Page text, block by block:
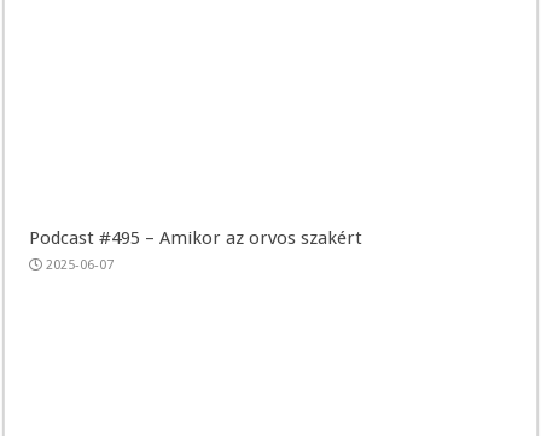
Podcast #495 – Amikor az orvos szakért
2025-06-07